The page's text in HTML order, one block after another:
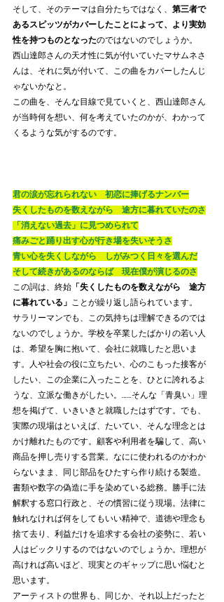
そして、そのテーマは自分たちではなく、 第三者で
あるスピッツがカバーしたことによって、より実効
性を持つものとなったのではないのでしょうか。
西山達郎さんの天才性に気が付いていたマサムネさ
んは、それに気が付いて、この曲をカバーしたんじ
ゃないかなと。
この曲を、そんな目線で見ていくと、西山達郎さん
が当時何を想い、何を考えていたのかが、わかって
くるような気がするのです。
君の涙が忘れられない　初恋に捧げるナンバー
失くしたものを数えながら　途方に暮れていたのさ
「消えない過去」に見つめられて
痛みごと踊り出す心が行き場を失いそうさ
青い心を失くしながら　しがみつく日々を選んだ
そして続きがあるのならば　現在僕が演じるのさ
この詞は、終始 「失くしたものを数えながら　途方
に暮れている」 ことが繰り返し語られています。
サラリーマンでも、この気持ちは理解できるのでは
ないのでしょうか。学校を卒業したばかりの若い人
は、希望を胸に抱いて、会社に就職したと思いま
す。人や社会の役に立ちたい、心のこもった接客が
したい、この企業に入ったことを、ひとに誇れるよ
うな、立派な働きがしたい。……そんな「青臭い」理
想を掲げて、いきいきと就職したはずです。でも、
実際の現場はといえば、たいてい、そんな理念とは
かけ離れたものです。顧客や利用者を騙して、高い
商品を押し売りする営業。なにに使われるのかわか
らないまま、同じ部品をひたすら作り続ける製造。
書類や数字の偽造に手を染めている総務。勝手に法
解釈する窓口行政と、その慣習に従う現場。法律に
触れなければ何をしてもいい精神で、道徳や理念も
捨て去り、利益だけを追求する会社の姿勢に、若い
人はビックリするのではないのでしょうか。理想が
高ければ高いほど、現実とのギャップに思い悩むと
思います。
アーティストの世界も、同じか、それ以上だったと